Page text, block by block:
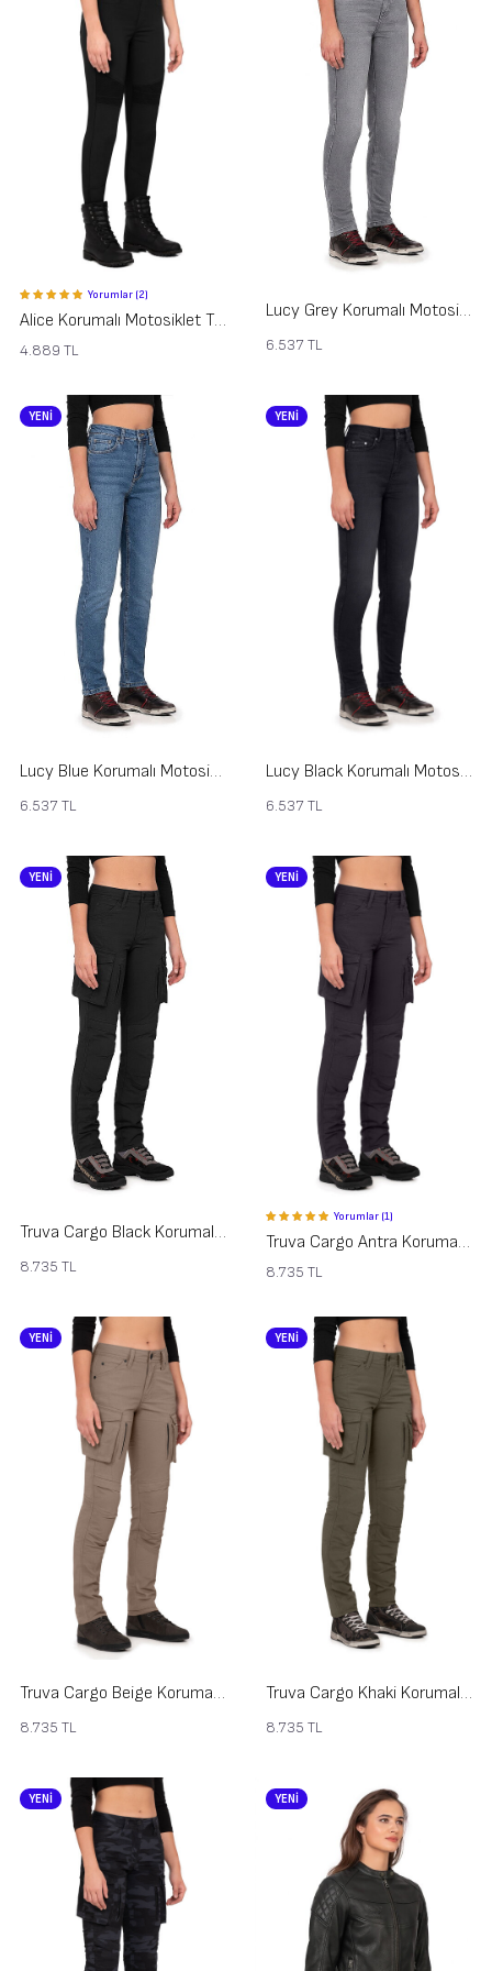
Yorumlar (2)
Alice Korumalı Motosiklet Tayt Pantolonu
4.889 TL
Lucy Grey Korumalı Motosiklet Kot Pantolonu Kadın
6.537TL
YENİ
Lucy Blue Korumalı Motosiklet Kot Pantolonu Kadın
6.537TL
YENİ
Lucy Black Korumalı Motosiklet Kot Pantolonu Kadın
6.537TL
YENİ
Truva Cargo Black Korumalı Motosiklet Pantolonu Kadın
8.735 TL
YENİ
Yorumlar (1)
Truva Cargo Antra Korumalı Motosiklet Pantolonu Kadın
8.735 TL
YENİ
Truva Cargo Beige Korumalı Motosiklet Pantolonu Kadın
8.735 TL
YENİ
Truva Cargo Khaki Korumalı Motosiklet Pantolonu Kadın
8.735 TL
YENİ YENİ